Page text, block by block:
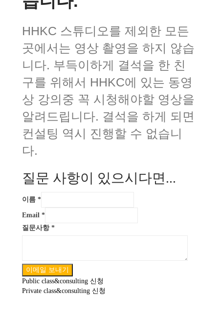
HHKC 스튜디오를 제외한 모든
곳에서는 영상 촬영을 하지 않습
니다. 부득이하게 결석을 한 친
구를 위해서 HHKC에 있는 동영
상 강의중 꼭 시청해야할 영상을
알려드립니다. 결석을 하게 되면
컨설팅 역시 진행할 수 없습니
다.
질문 사항이 있으시다면...
이름 *
Email *
질문사항 *
이메일 보내기
Public class&consulting 신청
Private class&consulting 신청